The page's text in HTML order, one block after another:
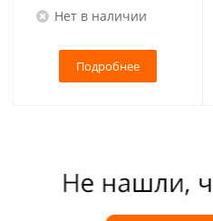
Нет в наличии
Подробнее